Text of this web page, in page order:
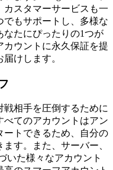
カスタマーサービスも一
もサポートし、多様な
なたにぴったりの1つが
カウントに永久保証を提
けします。
戦相手を圧倒するために
べてのアカウントはアン
ートできるため、自分の
す。また、サーバー、
いた様々なアカウント